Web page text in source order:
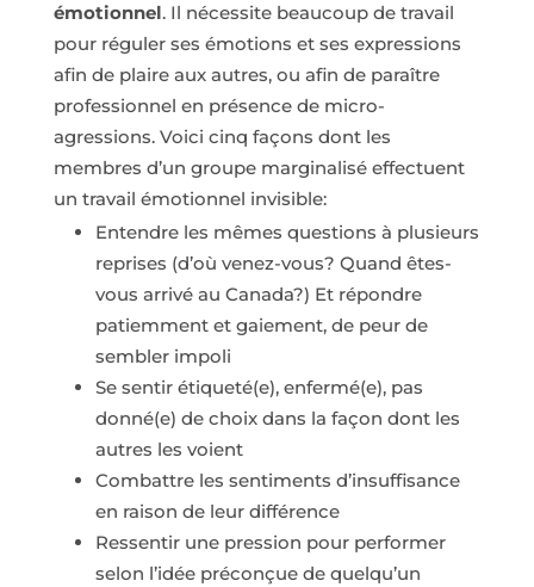
émotionnel. Il nécessite beaucoup de travail
pour réguler ses émotions et ses expressions
afin de plaire aux autres, ou afin de paraître
professionnel en présence de micro-
agressions. Voici cinq façons dont les
membres d’un groupe marginalisé effectuent
un travail émotionnel invisible:
Entendre les mêmes questions à plusieurs
reprises (d’où venez-vous? Quand êtes-
vous arrivé au Canada?) Et répondre
patiemment et gaiement, de peur de
sembler impoli
Se sentir étiqueté(e), enfermé(e), pas
donné(e) de choix dans la façon dont les
autres les voient
Combattre les sentiments d’insuffisance
en raison de leur différence
Ressentir une pression pour performer
selon l’idée préconçue de quelqu’un